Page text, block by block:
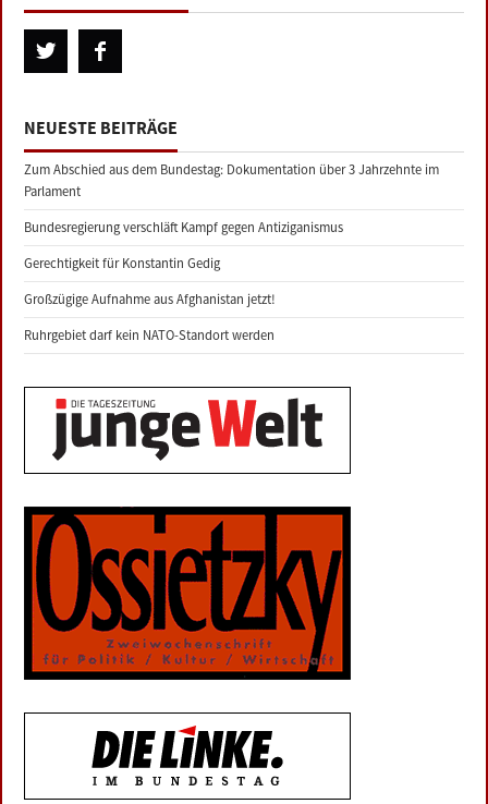
NEUESTE BEITRÄGE
Zum Abschied aus dem Bundestag: Dokumentation über 3 Jahrzehnte im
Parlament
Bundesregierung verschläft Kampf gegen Antiziganismus
Gerechtigkeit für Konstantin Gedig
Großzügige Aufnahme aus Afghanistan jetzt!
Ruhrgebiet darf kein NATO-Standort werden